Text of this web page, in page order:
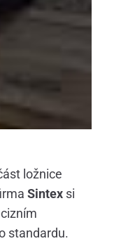
ložnice
Sintexsi
standardu.